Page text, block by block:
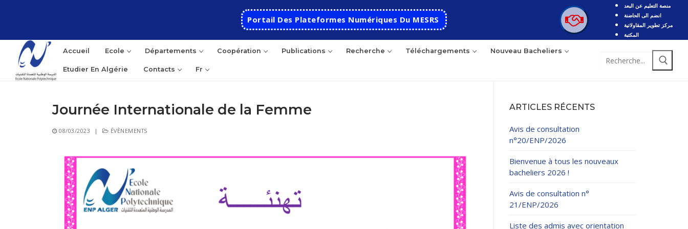
Portail Des Plateformes Numériques Du MESRS
منصة التعليم عن البعد
انضم الى الحاضنة
مركز تطوير المقاولاتية
المكتبة
Accueil Ecole Départements Coopération Publications Recherche Téléchargements Nouveau Bacheliers
Etudier En Algérie Contacts Fr
Rechercher
Journée Internationale de la Femme
08/03/2023 | ÉVÈNEMENTS
ARTICLES RÉCENTS
Avis de consultation
n°20/ENP/2026
Bienvenue à tous les nouveaux
bacheliers 2026 !
Avis de consultation n°
21/ENP/2026
Liste des admis avec orientation